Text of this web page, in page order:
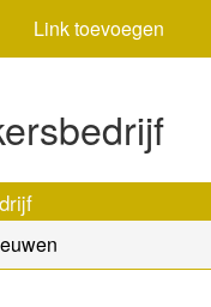
Link toevoegen